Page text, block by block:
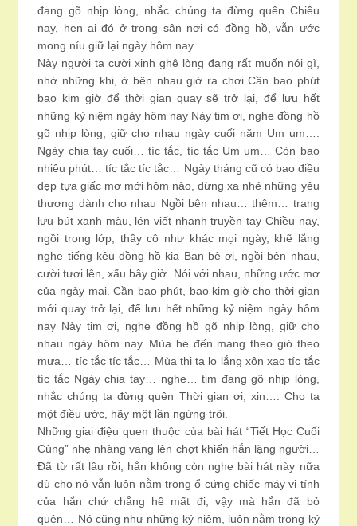
đang gõ nhịp lòng, nhắc chúng ta đừng quên Chiều
nay, hẹn ai đó ở trong sân nơi có đồng hồ, vẫn ước
mong níu giữ lại ngày hôm nay
Này người ta cười xinh ghê lòng đang rất muốn nói gì,
nhớ những khi, ở bên nhau giờ ra chơi Cần bao phút
bao kim giờ để thời gian quay sẽ trở lại, để lưu hết
những kỷ niệm ngày hôm nay Này tim ơi, nghe đồng hồ
gõ nhịp lòng, giữ cho nhau ngày cuối năm Um um….
Ngày chia tay cuối… tíc tắc, tíc tắc Um um… Còn bao
nhiêu phút… tíc tắc tíc tắc… Ngày tháng cũ có bao điều
đẹp tựa giấc mơ mới hôm nào, đừng xa nhé những yêu
thương dành cho nhau Ngồi bên nhau… thêm… trang
lưu bút xanh màu, lén viết nhanh truyền tay Chiều nay,
ngồi trong lớp, thầy cô như khác mọi ngày, khẽ lắng
nghe tiếng kêu đồng hồ kia Bạn bè ơi, ngồi bên nhau,
cười tươi lên, xấu bây giờ. Nói với nhau, những ước mơ
của ngày mai. Cần bao phút, bao kim giờ cho thời gian
mới quay trở lại, để lưu hết những kỷ niệm ngày hôm
nay Này tim ơi, nghe đồng hồ gõ nhịp lòng, giữ cho
nhau ngày hôm nay. Mùa hè đến mang theo gió theo
mưa… tíc tắc tíc tắc… Mùa thi ta lo lắng xôn xao tíc tắc
tíc tắc Ngày chia tay… nghe… tim đang gõ nhịp lòng,
nhắc chúng ta đừng quên Thời gian ơi, xin…. Cho ta
một điều ước, hãy một lần ngừng trôi.
Những giai điệu quen thuộc của bài hát “Tiết Học Cuối
Cùng” nhẹ nhàng vang lên chợt khiến hắn lặng người…
Đã từ rất lâu rồi, hắn không còn nghe bài hát này nữa
dù cho nó vẫn luôn nằm trong ổ cứng chiếc máy vi tính
của hắn chứ chẳng hề mất đi, vậy mà hắn đã bỏ
quên… Nó cũng như những kỷ niệm, luôn nằm trong ký